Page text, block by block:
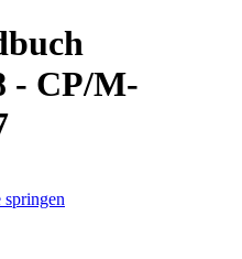
- CP/M-
springen